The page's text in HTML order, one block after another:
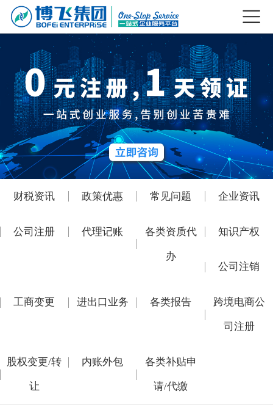
财税资讯 政策优惠 常见问题 企业资讯
公司注册 代理记账 各类资质代
办
知识产权
公司注销
工商变更 进出口业务 各类报告 跨境电商公
司注册
股权变更/转
让
内账外包 各类补贴申
请/代缴